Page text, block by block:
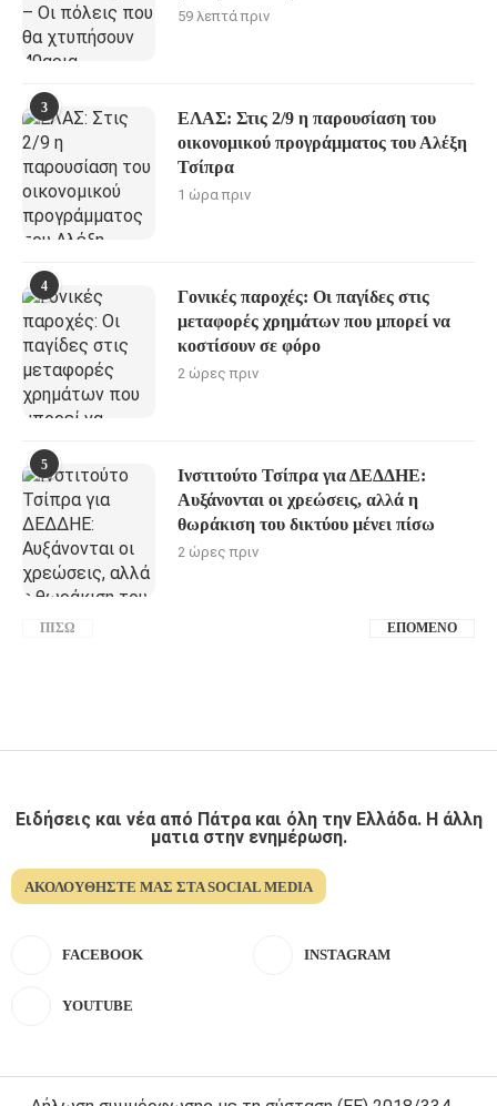
59 λεπτά πριν
3
ΕΛΑΣ: Στις 2/9 η παρουσίαση του
οικονομικού προγράμματος του Αλέξη
Τσίπρα
1 ώρα πριν
4
Γονικές παροχές: Οι παγίδες στις
μεταφορές χρημάτων που μπορεί να
κοστίσουν σε φόρο
2 ώρες πριν
5
Ινστιτούτο Τσίπρα για ΔΕΔΔΗΕ:
Αυξάνονται οι χρεώσεις, αλλά η
θωράκιση του δικτύου μένει πίσω
2 ώρες πριν
ΠΊΣΩ ΕΠΌΜΕΝΟ
Ειδήσεις και νέα από Πάτρα και όλη την Ελλάδα. Η άλλη
ματια στην ενημέρωση.
ΑΚΟΛΟΥΘΉΣΤΕ ΜΑΣ ΣΤΑ SOCIAL MEDIA
FACEBOOK INSTAGRAM
YOUTUBE